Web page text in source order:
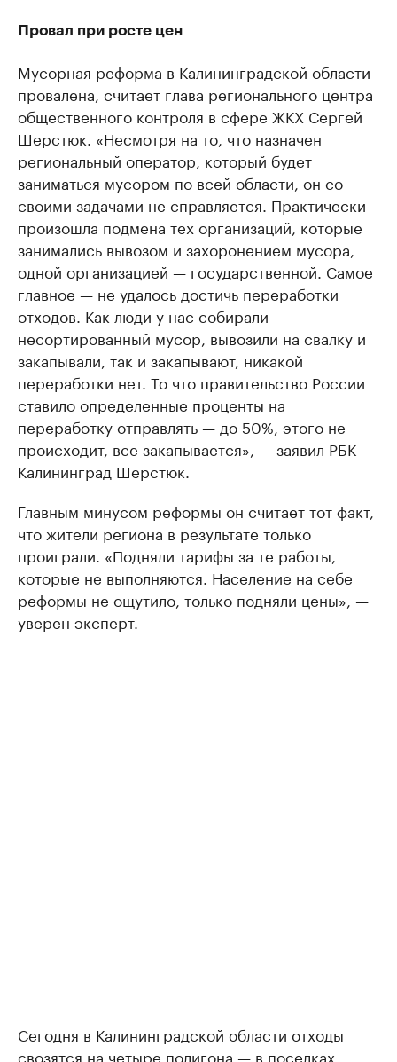
Провал при росте цен
Мусорная реформа в Калининградской области
провалена, считает глава регионального центра
общественного контроля в сфере ЖКХ Сергей
Шерстюк. «Несмотря на то, что назначен
региональный оператор, который будет
заниматься мусором по всей области, он со
своими задачами не справляется. Практически
произошла подмена тех организаций, которые
занимались вывозом и захоронением мусора,
одной организацией — государственной. Самое
главное — не удалось достичь переработки
отходов. Как люди у нас собирали
несортированный мусор, вывозили на свалку и
закапывали, так и закапывают, никакой
переработки нет. То что правительство России
ставило определенные проценты на
переработку отправлять — до 50%, этого не
происходит, все закапывается», — заявил РБК
Калининград Шерстюк.
Главным минусом реформы он считает тот факт,
что жители региона в результате только
проиграли. «Подняли тарифы за те работы,
которые не выполняются. Население на себе
реформы не ощутило, только подняли цены», —
уверен эксперт.
Сегодня в Калининградской области отходы
свозятся на четыре полигона — в поселках